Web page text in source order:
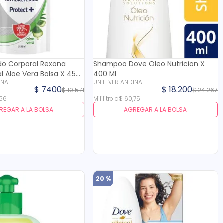
Corporal Rexona
Aloe Vera Bolsa X 450
$10.571
$ 7400
A LA BOLSA
Shampoo Dove Oleo Nutricion X
400 Ml
UNILEVER ANDINA
$24.267
$ 18.200
Mililitro a$ 60,75
AGREGAR A LA BOLSA
20 %